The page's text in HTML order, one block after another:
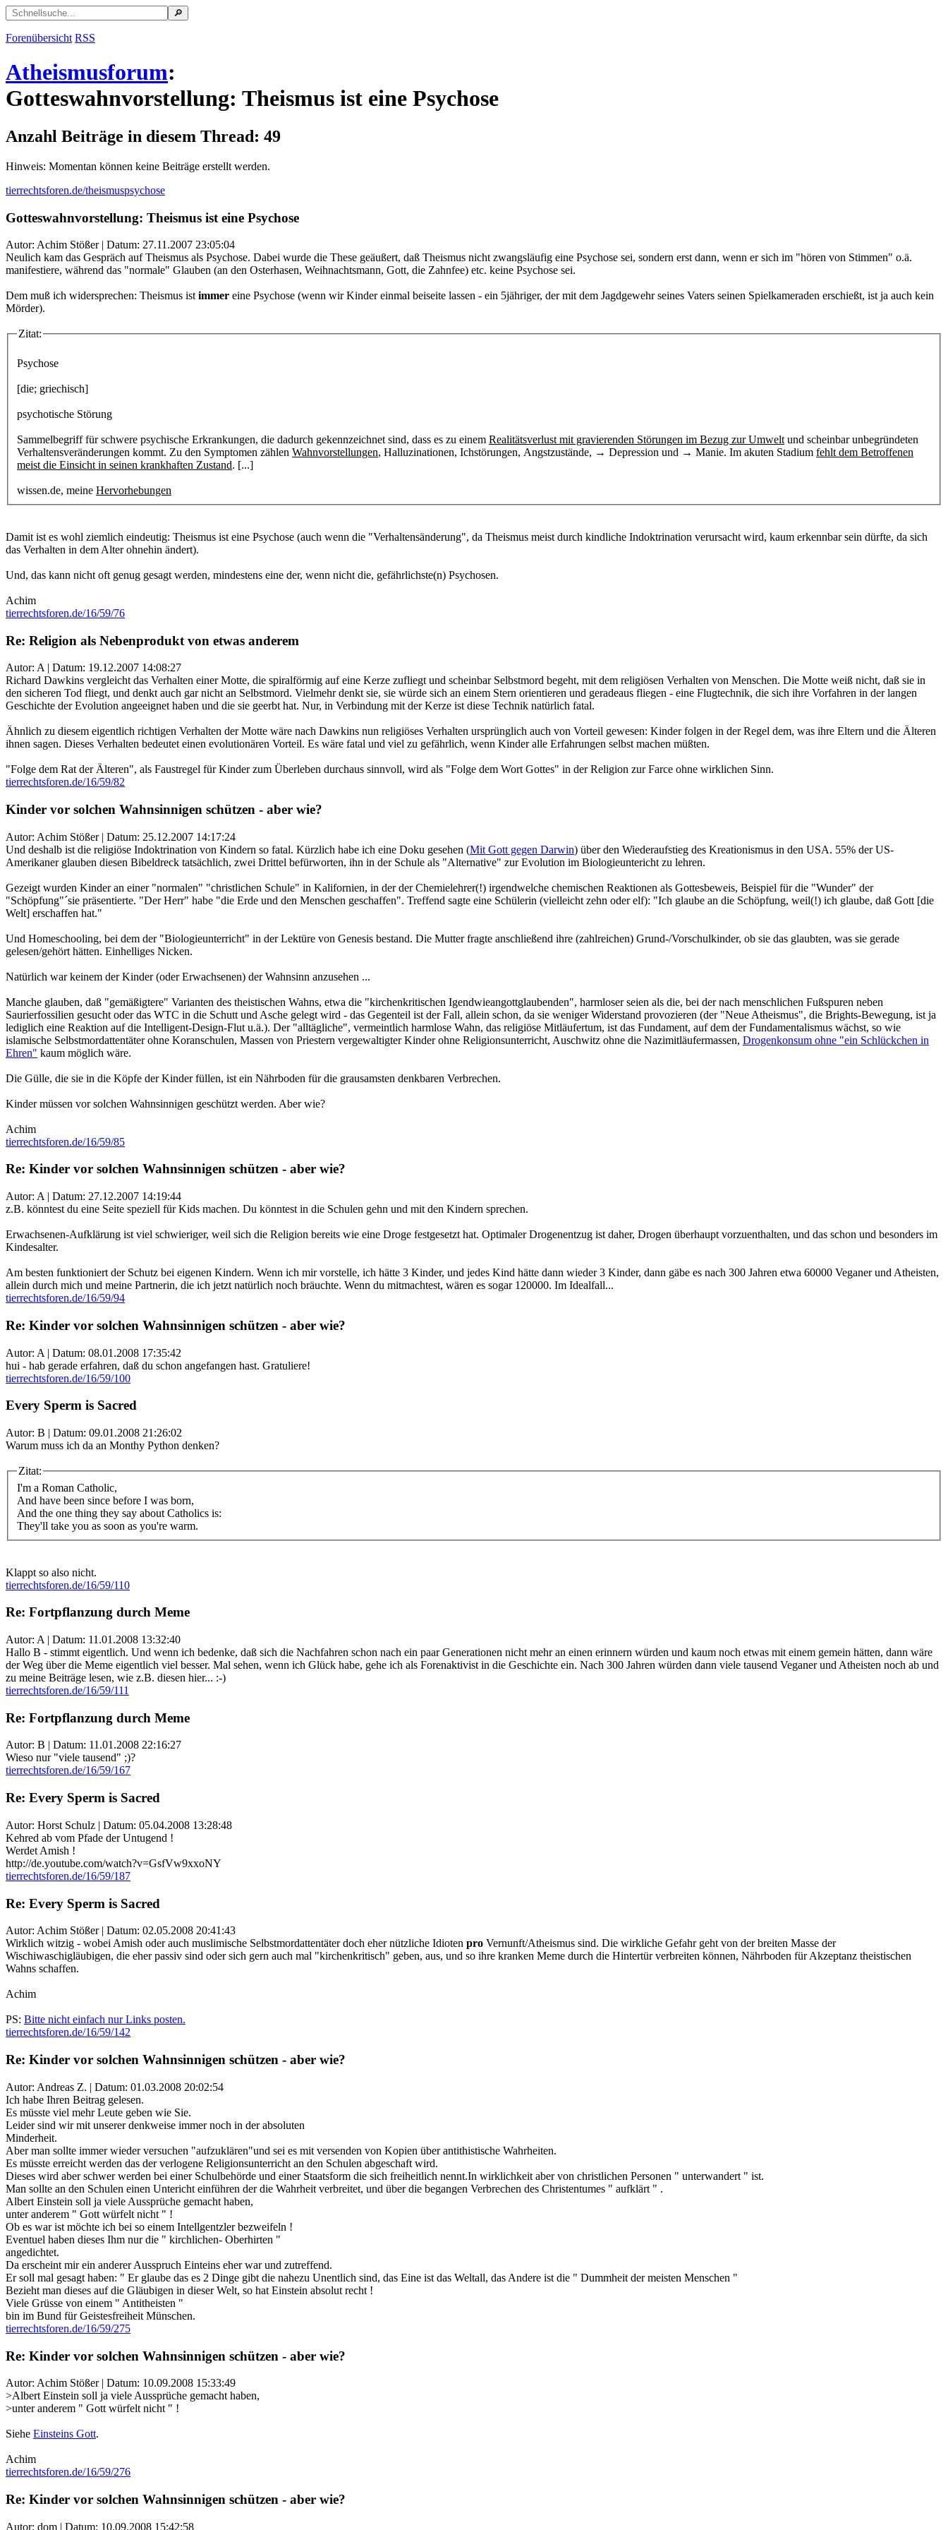
Forenübersicht RSS
Atheismusforum:
Gotteswahnvorstellung: Theismus ist eine Psychose
Anzahl Beiträge in diesem Thread: 49
Hinweis: Momentan können keine Beiträge erstellt werden.
tierrechtsforen.de/theismuspsychose
Gotteswahnvorstellung: Theismus ist eine Psychose
Autor: Achim Stößer | Datum: 27.11.2007 23:05:04
Neulich kam das Gespräch auf Theismus als Psychose. Dabei wurde die These geäußert, daß Theismus nicht zwangsläufig eine Psychose sei, sondern erst dann, wenn er sich im "hören von Stimmen" o.ä.
manifestiere, während das "normale" Glauben (an den Osterhasen, Weihnachtsmann, Gott, die Zahnfee) etc. keine Psychose sei.
Dem muß ich widersprechen: Theismus ist immer eine Psychose (wenn wir Kinder einmal beiseite lassen - ein 5jähriger, der mit dem Jagdgewehr seines Vaters seinen Spielkameraden erschießt, ist ja auch kein
Mörder).
Zitat:
Psychose
[die; griechisch]
psychotische Störung
Sammelbegriff für schwere psychische Erkrankungen, die dadurch gekennzeichnet sind, dass es zu einem Realitätsverlust mit gravierenden Störungen im Bezug zur Umwelt und scheinbar unbegründeten
Verhaltensveränderungen kommt. Zu den Symptomen zählen Wahnvorstellungen, Halluzinationen, Ichstörungen, Angstzustände, → Depression und → Manie. Im akuten Stadium fehlt dem Betroffenen
meist die Einsicht in seinen krankhaften Zustand. [...]
wissen.de, meine Hervorhebungen
Damit ist es wohl ziemlich eindeutig: Theismus ist eine Psychose (auch wenn die "Verhaltensänderung", da Theismus meist durch kindliche Indoktrination verursacht wird, kaum erkennbar sein dürfte, da sich
das Verhalten in dem Alter ohnehin ändert).
Und, das kann nicht oft genug gesagt werden, mindestens eine der, wenn nicht die, gefährlichste(n) Psychosen.
Achim
tierrechtsforen.de/16/59/76
Re: Religion als Nebenprodukt von etwas anderem
Autor: A | Datum: 19.12.2007 14:08:27
Richard Dawkins vergleicht das Verhalten einer Motte, die spiralförmig auf eine Kerze zufliegt und scheinbar Selbstmord begeht, mit dem religiösen Verhalten von Menschen. Die Motte weiß nicht, daß sie in
den sicheren Tod fliegt, und denkt auch gar nicht an Selbstmord. Vielmehr denkt sie, sie würde sich an einem Stern orientieren und geradeaus fliegen - eine Flugtechnik, die sich ihre Vorfahren in der langen
Geschichte der Evolution angeeignet haben und die sie geerbt hat. Nur, in Verbindung mit der Kerze ist diese Technik natürlich fatal.
Ähnlich zu diesem eigentlich richtigen Verhalten der Motte wäre nach Dawkins nun religiöses Verhalten ursprünglich auch von Vorteil gewesen: Kinder folgen in der Regel dem, was ihre Eltern und die Älteren
ihnen sagen. Dieses Verhalten bedeutet einen evolutionären Vorteil. Es wäre fatal und viel zu gefährlich, wenn Kinder alle Erfahrungen selbst machen müßten.
"Folge dem Rat der Älteren", als Faustregel für Kinder zum Überleben durchaus sinnvoll, wird als "Folge dem Wort Gottes" in der Religion zur Farce ohne wirklichen Sinn.
tierrechtsforen.de/16/59/82
Kinder vor solchen Wahnsinnigen schützen - aber wie?
Autor: Achim Stößer | Datum: 25.12.2007 14:17:24
Und deshalb ist die religiöse Indoktrination von Kindern so fatal. Kürzlich habe ich eine Doku gesehen (Mit Gott gegen Darwin) über den Wiederaufstieg des Kreationismus in den USA. 55% der US-
Amerikaner glauben diesen Bibeldreck tatsächlich, zwei Drittel befürworten, ihn in der Schule als "Alternative" zur Evolution im Biologieuntericht zu lehren.
Gezeigt wurden Kinder an einer "normalen" "christlichen Schule" in Kalifornien, in der der Chemielehrer(!) irgendwelche chemischen Reaktionen als Gottesbeweis, Beispiel für die "Wunder" der
"Schöpfung"´sie präsentierte. "Der Herr" habe "die Erde und den Menschen geschaffen". Treffend sagte eine Schülerin (vielleicht zehn oder elf): "Ich glaube an die Schöpfung, weil(!) ich glaube, daß Gott [die
Welt] erschaffen hat."
Und Homeschooling, bei dem der "Biologieunterricht" in der Lektüre von Genesis bestand. Die Mutter fragte anschließend ihre (zahlreichen) Grund-/Vorschulkinder, ob sie das glaubten, was sie gerade
gelesen/gehört hätten. Einhelliges Nicken.
Natürlich war keinem der Kinder (oder Erwachsenen) der Wahnsinn anzusehen ...
Manche glauben, daß "gemäßigtere" Varianten des theistischen Wahns, etwa die "kirchenkritischen Igendwieangottglaubenden", harmloser seien als die, bei der nach menschlichen Fußspuren neben
Saurierfossilien gesucht oder das WTC in die Schutt und Asche gelegt wird - das Gegenteil ist der Fall, allein schon, da sie weniger Widerstand provozieren (der "Neue Atheismus", die Brights-Bewegung, ist ja
lediglich eine Reaktion auf die Intelligent-Design-Flut u.ä.). Der "alltägliche", vermeintlich harmlose Wahn, das religiöse Mitläufertum, ist das Fundament, auf dem der Fundamentalismus wächst, so wie
islamische Selbstmordattentäter ohne Koranschulen, Massen von Priestern vergewaltigter Kinder ohne Religionsunterricht, Auschwitz ohne die Nazimitläufermassen, Drogenkonsum ohne "ein Schlückchen in
Ehren" kaum möglich wäre.
Die Gülle, die sie in die Köpfe der Kinder füllen, ist ein Nährboden für die grausamsten denkbaren Verbrechen.
Kinder müssen vor solchen Wahnsinnigen geschützt werden. Aber wie?
Achim
tierrechtsforen.de/16/59/85
Re: Kinder vor solchen Wahnsinnigen schützen - aber wie?
Autor: A | Datum: 27.12.2007 14:19:44
z.B. könntest du eine Seite speziell für Kids machen. Du könntest in die Schulen gehn und mit den Kindern sprechen.
Erwachsenen-Aufklärung ist viel schwieriger, weil sich die Religion bereits wie eine Droge festgesetzt hat. Optimaler Drogenentzug ist daher, Drogen überhaupt vorzuenthalten, und das schon und besonders im
Kindesalter.
Am besten funktioniert der Schutz bei eigenen Kindern. Wenn ich mir vorstelle, ich hätte 3 Kinder, und jedes Kind hätte dann wieder 3 Kinder, dann gäbe es nach 300 Jahren etwa 60000 Veganer und Atheisten,
allein durch mich und meine Partnerin, die ich jetzt natürlich noch bräuchte. Wenn du mitmachtest, wären es sogar 120000. Im Idealfall...
tierrechtsforen.de/16/59/94
Re: Kinder vor solchen Wahnsinnigen schützen - aber wie?
Autor: A | Datum: 08.01.2008 17:35:42
hui - hab gerade erfahren, daß du schon angefangen hast. Gratuliere!
tierrechtsforen.de/16/59/100
Every Sperm is Sacred
Autor: B | Datum: 09.01.2008 21:26:02
Warum muss ich da an Monthy Python denken?
Zitat:
I'm a Roman Catholic,
And have been since before I was born,
And the one thing they say about Catholics is:
They'll take you as soon as you're warm.
Klappt so also nicht.
tierrechtsforen.de/16/59/110
Re: Fortpflanzung durch Meme
Autor: A | Datum: 11.01.2008 13:32:40
Hallo B - stimmt eigentlich. Und wenn ich bedenke, daß sich die Nachfahren schon nach ein paar Generationen nicht mehr an einen erinnern würden und kaum noch etwas mit einem gemein hätten, dann wäre
der Weg über die Meme eigentlich viel besser. Mal sehen, wenn ich Glück habe, gehe ich als Forenaktivist in die Geschichte ein. Nach 300 Jahren würden dann viele tausend Veganer und Atheisten noch ab und
zu meine Beiträge lesen, wie z.B. diesen hier... :-)
tierrechtsforen.de/16/59/111
Re: Fortpflanzung durch Meme
Autor: B | Datum: 11.01.2008 22:16:27
Wieso nur "viele tausend" ;)?
tierrechtsforen.de/16/59/167
Re: Every Sperm is Sacred
Autor: Horst Schulz | Datum: 05.04.2008 13:28:48
Kehred ab vom Pfade der Untugend !
Werdet Amish !
http://de.youtube.com/watch?v=GsfVw9xxoNY
tierrechtsforen.de/16/59/187
Re: Every Sperm is Sacred
Autor: Achim Stößer | Datum: 02.05.2008 20:41:43
Wirklich witzig - wobei Amish oder auch muslimische Selbstmordattentäter doch eher nützliche Idioten pro Vernunft/Atheismus sind. Die wirkliche Gefahr geht von der breiten Masse der
Wischiwaschigläubigen, die eher passiv sind oder sich gern auch mal "kirchenkritisch" geben, aus, und so ihre kranken Meme durch die Hintertür verbreiten können, Nährboden für Akzeptanz theistischen
Wahns schaffen.
Achim
PS: Bitte nicht einfach nur Links posten.
tierrechtsforen.de/16/59/142
Re: Kinder vor solchen Wahnsinnigen schützen - aber wie?
Autor: Andreas Z. | Datum: 01.03.2008 20:02:54
Ich habe Ihren Beitrag gelesen.
Es müsste viel mehr Leute geben wie Sie.
Leider sind wir mit unserer denkweise immer noch in der absoluten
Minderheit.
Aber man sollte immer wieder versuchen "aufzuklären"und sei es mit versenden von Kopien über antithistische Wahrheiten.
Es müsste erreicht werden das der verlogene Religionsunterricht an den Schulen abgeschaft wird.
Dieses wird aber schwer werden bei einer Schulbehörde und einer Staatsform die sich freiheitlich nennt.In wirklichkeit aber von christlichen Personen " unterwandert " ist.
Man sollte an den Schulen einen Untericht einführen der die Wahrheit verbreitet, und über die begangen Verbrechen des Christentumes " aufklärt " .
Albert Einstein soll ja viele Aussprüche gemacht haben,
unter anderem " Gott würfelt nicht " !
Ob es war ist möchte ich bei so einem Intellgentzler bezweifeln !
Eventuel haben dieses Ihm nur die " kirchlichen- Oberhirten "
angedichtet.
Da erscheint mir ein anderer Ausspruch Einteins eher war und zutreffend.
Er soll mal gesagt haben: " Er glaube das es 2 Dinge gibt die nahezu Unentlich sind, das Eine ist das Weltall, das Andere ist die " Dummheit der meisten Menschen "
Bezieht man dieses auf die Gläubigen in dieser Welt, so hat Einstein absolut recht !
Viele Grüsse von einem " Antitheisten "
bin im Bund für Geistesfreiheit Münschen.
tierrechtsforen.de/16/59/275
Re: Kinder vor solchen Wahnsinnigen schützen - aber wie?
Autor: Achim Stößer | Datum: 10.09.2008 15:33:49
>Albert Einstein soll ja viele Aussprüche gemacht haben,
>unter anderem " Gott würfelt nicht " !
Siehe Einsteins Gott.
Achim
tierrechtsforen.de/16/59/276
Re: Kinder vor solchen Wahnsinnigen schützen - aber wie?
Autor: dom | Datum: 10.09.2008 15:42:58